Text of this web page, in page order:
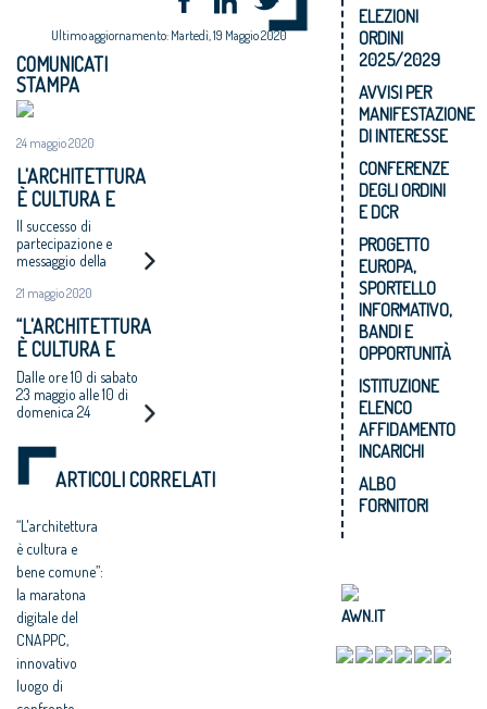
Ultimo aggiornamento: Martedì, 19 Maggio 2020
COMUNICATI
STAMPA
24 maggio 2020
L'ARCHITETTURA
È CULTURA E
BENE COMUNE
Il successo di
partecipazione e
messaggio della
“architettiperilfuturo”,
21 maggio 2020
“L'ARCHITETTURA
È CULTURA E
BENE COMUNE”:
LA NON STOP DEL
CNAPPC
Dalle ore 10 di sabato
23 maggio alle 10 di
domenica 24
ARTICOLI CORRELATI
“L'architettura
è cultura e
bene comune”:
la maratona
digitale del
CNAPPC,
innovativo
luogo di
ELEZIONI
ORDINI
2025/2029
AVVISI PER
MANIFESTAZIONE
DI INTERESSE
CONFERENZE
DEGLI ORDINI
E DCR
PROGETTO
EUROPA,
SPORTELLO
INFORMATIVO,
BANDI E
OPPORTUNITÀ
ISTITUZIONE
ELENCO
AFFIDAMENTO
INCARICHI
ALBO
FORNITORI
AWN.IT